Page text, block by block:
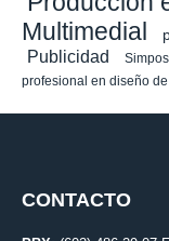
Multimedial
Publicidad
profesional en diseño
CONTACTO